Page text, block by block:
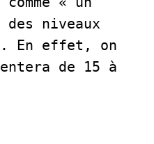
niveaux
En effet, on
de 15 à